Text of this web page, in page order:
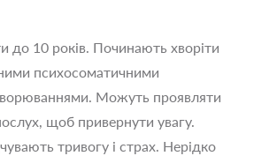
до 10 років. Починають хворіти
психосоматичними
Можуть проявляти
щоб привернути увагу.
тривогу і страх. Нерідко